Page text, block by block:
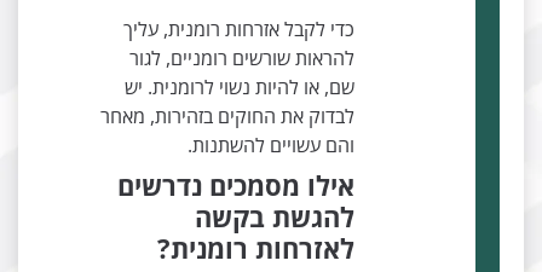
כדי לקבל אזרחות רומנית, עליך
להראות שורשים רומניים, לגור
שם, או להיות נשוי לרומנית. יש
לבדוק את החוקים בזהירות, מאחר
והם עשויים להשתנות.
אילו מסמכים נדרשים
להגשת בקשה
לאזרחות רומנית?